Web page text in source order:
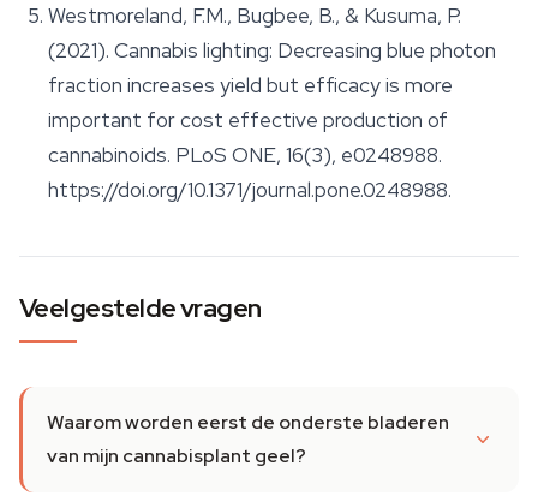
Westmoreland, F.M., Bugbee, B., & Kusuma, P.
(2021). Cannabis lighting: Decreasing blue photon
fraction increases yield but efficacy is more
important for cost effective production of
cannabinoids. PLoS ONE, 16(3), e0248988.
https://doi.org/10.1371/journal.pone.0248988.
Veelgestelde vragen
Waarom worden eerst de onderste bladeren
van mijn cannabisplant geel?